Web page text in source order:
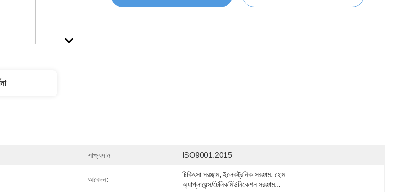
সাক্ষ্যদান: ISO9001:2015
আবেদন:
চিকিৎসা সরঞ্জাম, ইলেকট্রনিক সরঞ্জাম, হোম
অ্যাপ্লায়েন্স/টেলিকমিউনিকেশন সরঞ্জাম...